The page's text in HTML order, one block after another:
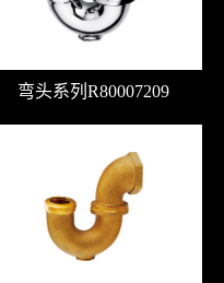
弯头系列R80007209